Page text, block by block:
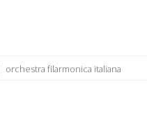
orchestra filarmonica italiana